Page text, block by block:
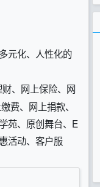
元化、人性化的
、网上保险、网
费、网上捐款、
苑、原创舞台、E
活动、客户服